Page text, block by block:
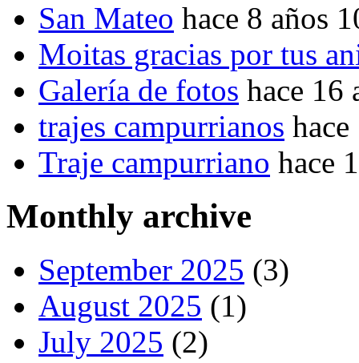
San Mateo hace 8 años
Moitas gracias por tus
Galería de fotos hace 16
trajes campurrianos
Traje campurriano hace
Monthly archive
September 2025 (3)
August 2025 (1)
July 2025 (2)